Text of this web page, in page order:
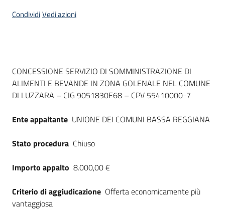
su
CondividiVedi azioni
Dati del bando
CONCESSIONE SERVIZIO DI SOMMINISTRAZIONE DI
ALIMENTI E BEVANDE IN ZONA GOLENALE NEL COMUNE
DI LUZZARA – CIG 9051830E68 – CPV 55410000-7
Ente appaltante UNIONE DEI COMUNI BASSA REGGIANA
Stato procedura Chiuso
Importo appalto 8.000,00 €
Criterio di aggiudicazione Offerta economicamente più
vantaggiosa